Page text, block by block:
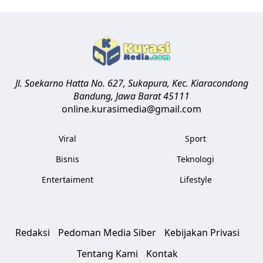
Jl. Soekarno Hatta No. 627, Sukapura, Kec. Kiaracondong
Bandung, Jawa Barat45111
online.kurasimedia@gmail.com
Viral
Bisnis
Entertaiment
Sport
Teknologi
Lifestyle
Redaksi Pedoman Media Siber
Kebijakan Privasi
Tentang Kami
Kontak